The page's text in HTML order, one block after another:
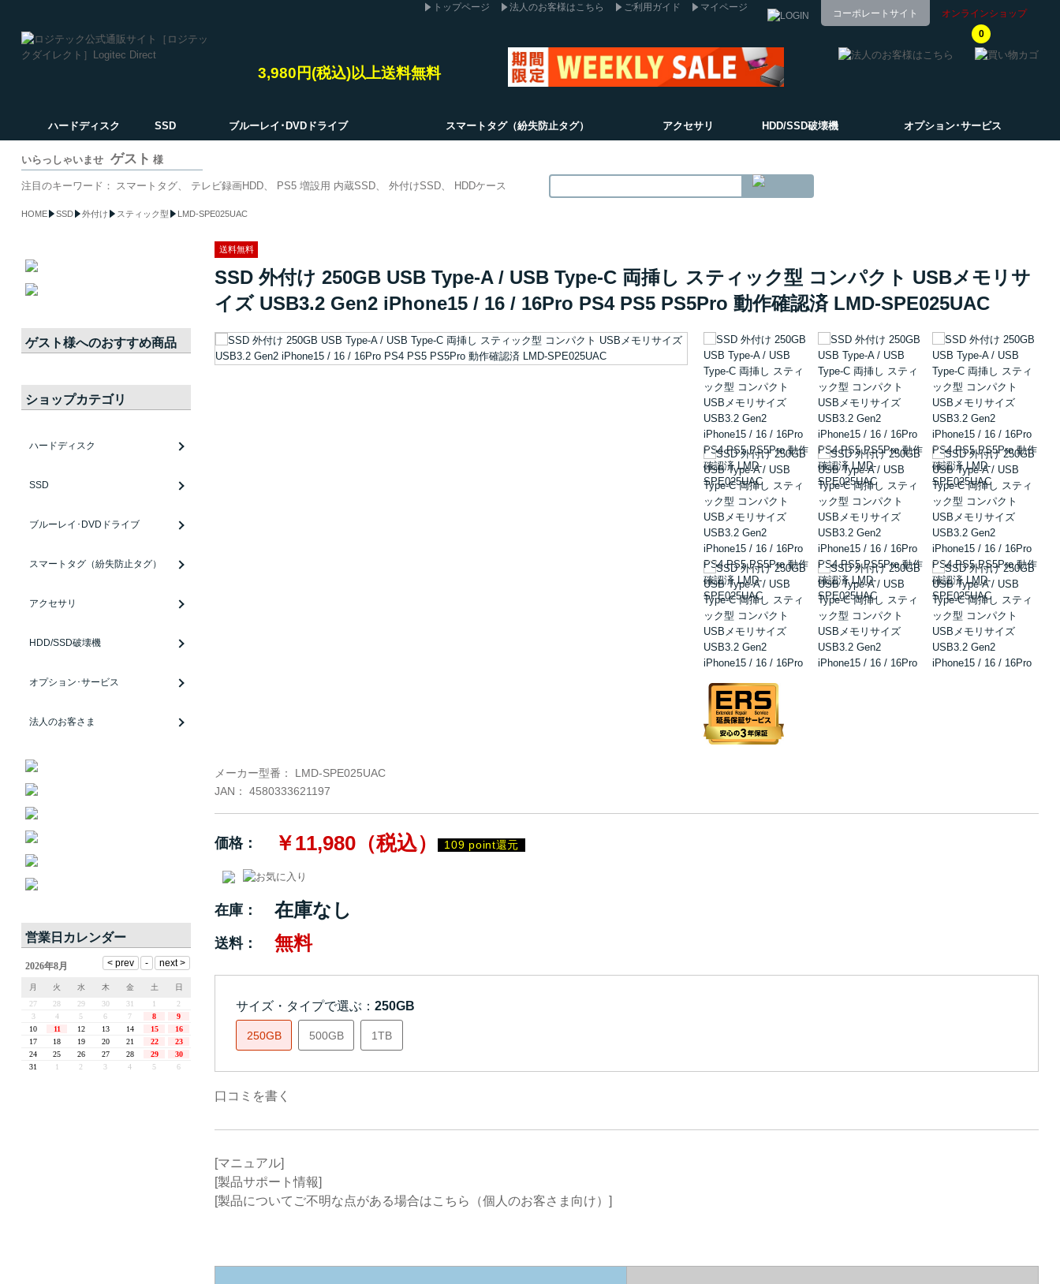
トップページ 法人のお客様はこちら ご利用ガイド マイページ
コーポレートサイト オンラインショップ
3,980円(税込)以上送料無料
0
ハードディスク SSD ブルーレイ･DVDドライブ スマートタグ（紛失防止タグ） アクセサリ HDD/SSD破壊機 オプション･サービス
いらっしゃいませ ゲスト 様
注目のキーワード： スマートタグ テレビ録画HDD PS5 増設用 内蔵SSD 外付けSSD HDDケース
HOME SSD 外付け スティック型 LMD-SPE025UAC
送料無料
SSD 外付け 250GB USB Type-A / USB Type-C 両挿し スティック型 コンパクト USBメモリサ
イズ USB3.2 Gen2 iPhone15 / 16 / 16Pro PS4 PS5 PS5Pro 動作確認済 LMD-SPE025UAC
メーカー型番：
LMD-SPE025UAC
JAN：
4580333621197
価格： ￥11,980 （税込） 109 point還元
在庫： 在庫なし
送料： 無料
サイズ・タイプで選ぶ： 250GB
250GB 500GB 1TB
口コミを書く
[マニュアル]
[製品サポート情報]
[製品についてご不明な点がある場合はこちら（個人のお客さま向け）]
ゲスト様へのおすすめ商品
ショップカテゴリ
ハードディスク
SSD
ブルーレイ･DVDドライブ
スマートタグ（紛失防止タグ）
アクセサリ
HDD/SSD破壊機
オプション･サービス
法人のお客さま
営業日カレンダー